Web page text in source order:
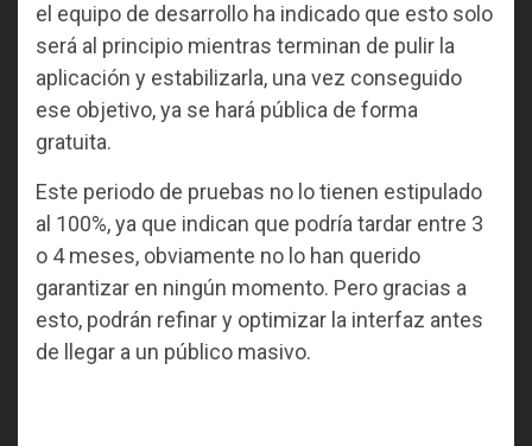
el equipo de desarrollo ha indicado que esto solo
será al principio mientras terminan de pulir la
aplicación y estabilizarla, una vez conseguido
ese objetivo, ya se hará pública de forma
gratuita.
Este periodo de pruebas no lo tienen estipulado
al 100%, ya que indican que podría tardar entre 3
o 4 meses, obviamente no lo han querido
garantizar en ningún momento. Pero gracias a
esto, podrán refinar y optimizar la interfaz antes
de llegar a un público masivo.